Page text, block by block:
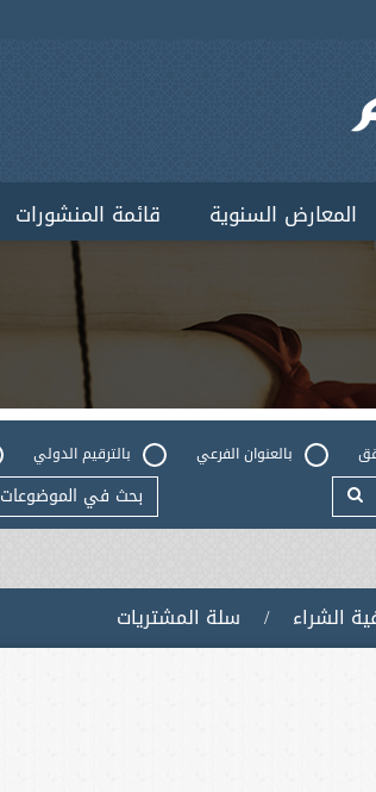
المعارض السنوية قائمة المنشورات
بالعنوان الفرعي بالترقيم الدولي
بحث في الموضوعات
الشراء / سلة المشتريات